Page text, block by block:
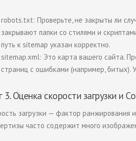
robots.txt: Проверьте, не закрыты ли
закрывают папки со стилями и
путь к sitemap указан корректно.
sitemap.xml: Это карта вашего сайта.
страниц с ошибками (например, битых).
3. Оценка скорости загрузки и
загрузки — фактор ранжирования
часто содержит много